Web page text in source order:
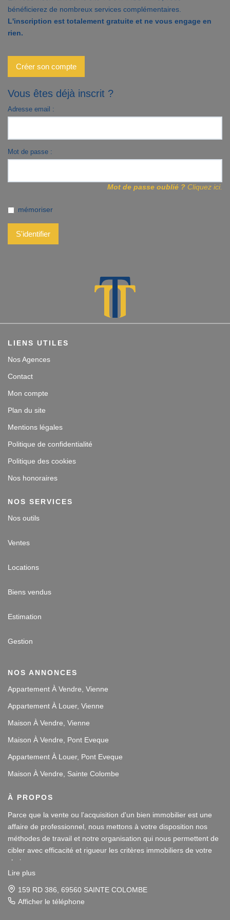
Contact
bénéficierez de nombreux services complémentaires.
L'inscription est totalement gratuite et ne vous engage en
rien.
Créer son compte
Vous êtes déjà inscrit ?
Adresse email :
Mot de passe :
Mot de passe oublié ? Cliquez ici.
mémoriser
S'identifier
LIENS UTILES
Nos Agences
Contact
Mon compte
Plan du site
Mentions légales
Politique de confidentialité
Politique des cookies
Nos honoraires
NOS SERVICES
Nos outils
Ventes
Locations
Biens vendus
Estimation
Gestion
NOS ANNONCES
Appartement À Vendre, Vienne
Appartement À Louer, Vienne
Maison À Vendre, Vienne
Maison À Vendre, Pont Eveque
Appartement À Louer, Pont Eveque
Maison À Vendre, Sainte Colombe
À PROPOS
Parce que la vente ou l'acquisition d'un bien immobilier est une
affaire de professionnel, nous mettons à votre disposition nos
méthodes de travail et notre organisation qui nous permettent de
cibler avec efficacité et rigueur les critères immobiliers de votre
choix.
Notre disponibilité et notre écoute au sein de nos agences
immobilières à Vienne et Sainte Colombe les Vienne, au Sud de
Lire plus
159 RD 386, 69560 SAINTE COLOMBE
Afficher le téléphone